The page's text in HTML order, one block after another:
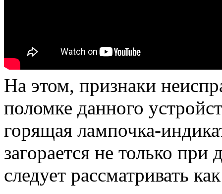
На этом, признаки
поломке данного
горящая лампочка-
загорается не только
следует рассматривать